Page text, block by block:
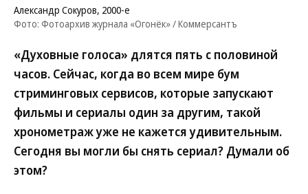
Александр Сокуров, 2000-е
Фото: Фотоархив журнала «Огонёк» / Коммерсантъ
«Духовные голоса» длятся пять с половиной
часов. Сейчас, когда во всем мире бум
стриминговых сервисов, которые запускают
фильмы и сериалы один за другим, такой
хронометраж уже не кажется удивительным.
Сегодня вы могли бы снять сериал? Думали об
этом?